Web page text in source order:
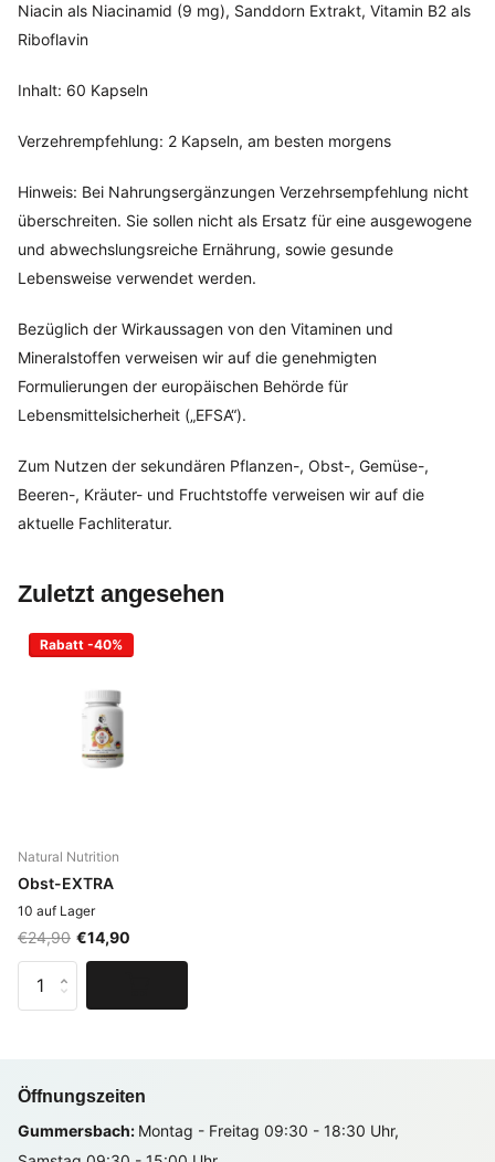
Niacin als Niacinamid (9 mg), Sanddorn Extrakt, Vitamin B2 als
Riboflavin
Inhalt: 60 Kapseln
Verzehrempfehlung: 2 Kapseln, am besten morgens
Hinweis: Bei Nahrungsergänzungen Verzehrsempfehlung nicht
überschreiten. Sie sollen nicht als Ersatz für eine ausgewogene
und abwechslungsreiche Ernährung, sowie gesunde
Lebensweise verwendet werden.
Bezüglich der Wirkaussagen von den Vitaminen und
Mineralstoffen verweisen wir auf die genehmigten
Formulierungen der europäischen Behörde für
Lebensmittelsicherheit („EFSA“).
Zum Nutzen der sekundären Pflanzen-, Obst-, Gemüse-,
Beeren-, Kräuter- und Fruchtstoffe verweisen wir auf die
aktuelle Fachliteratur.
Zuletzt angesehen
Rabatt -40%
Natural Nutrition
Obst-EXTRA
10 auf Lager
€24,90 €14,90
Öffnungszeiten
Gummersbach: Montag - Freitag 09:30 - 18:30 Uhr,